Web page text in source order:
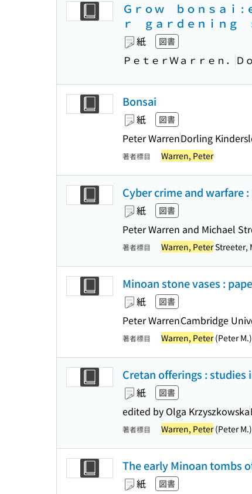
Ｇｒｏｗ ｂｏｎｓａｉ
ｒ ｇａｒｄｅｎｉｎｇ
紙 図書
ＰｅｔｅｒＷａｒｒｅｎ． Ｄ
Bonsai
紙 図書
Peter WarrenDorling
著者標目 Warren, Peter
Cyber crime and warfare
紙 図書
Peter Warren and Michael
著者標目 Warren, PeterStreeter,
Minoan stone vases :
紙 図書
Peter WarrenCambridge
著者標目 Warren, Peter(Peter M.)
Cretan offerings : studies
紙 図書
edited by Olga Krzyszkowska
著者標目 Warren, Peter(Peter
The early Minoan tombs
紙 図書